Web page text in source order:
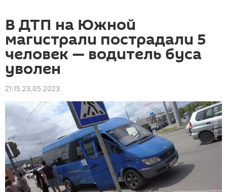
В ДТП на Южной
магистрали пострадали 5
человек — водитель буса
уволен
21:15 23.05.2023